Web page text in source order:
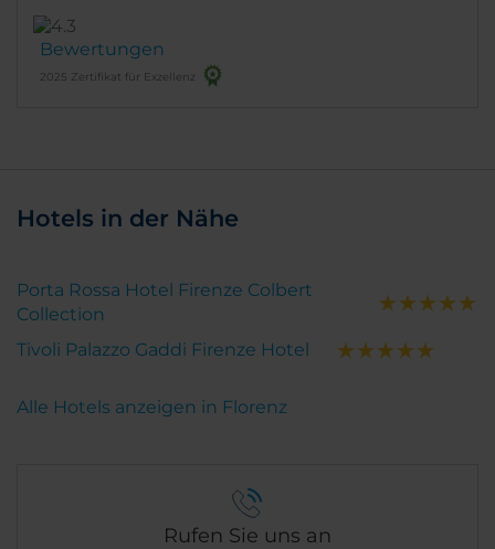
Bewertungen
2025 Zertifikat für Exzellenz
Hotels in der Nähe
Porta Rossa Hotel Firenze Colbert
Collection
Tivoli Palazzo Gaddi Firenze Hotel
Alle Hotels anzeigen in Florenz
Rufen Sie uns an